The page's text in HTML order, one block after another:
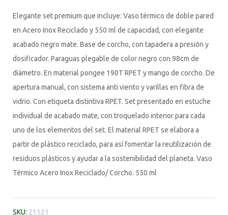
Elegante set premium que incluye: Vaso térmico de doble pared
en Acero Inox Reciclado y 550 ml de capacidad, con elegante
acabado negro mate. Base de corcho, con tapadera a presión y
dosificador. Paraguas plegable de color negro con 98cm de
diámetro. En material pongee 190T RPET y mango de corcho. De
apertura manual, con sistema anti viento y varillas en fibra de
vidrio. Con etiqueta distintiva RPET. Set presentado en estuche
individual de acabado mate, con troquelado interior para cada
uno de los elementos del set. El material RPET se elabora a
partir de plástico reciclado, para así fomentar la reutilización de
residuos plásticos y ayudar a la sostenibilidad del planeta. Vaso
Térmico Acero Inox Reciclado/ Corcho. 550 ml
SKU: 21121